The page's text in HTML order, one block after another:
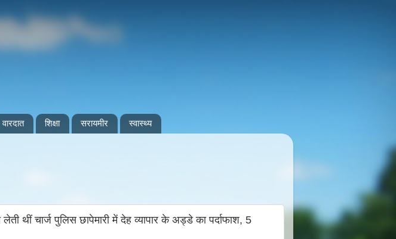
वारदात शिक्षा सरायमीर स्वास्थ्य
थीं चार्ज पुलिस छापेमारी में देह व्यापार के अड्डे का पर्दाफाश, 5